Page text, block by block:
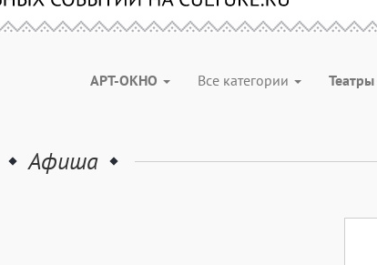
АРТ-ОКНО Все категории Театры
Афиша